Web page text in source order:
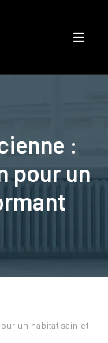
:
pour un
un habitat sain et